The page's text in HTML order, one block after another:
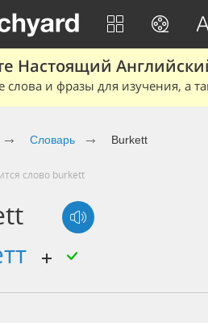
Настоящий
слова и фразы для изучения, а
Словарь Burkett
слово burkett